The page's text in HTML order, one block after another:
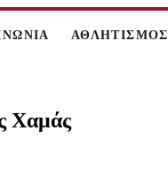
ΑΘΛΗΤΙΣΜΟΣ
Χαμάς